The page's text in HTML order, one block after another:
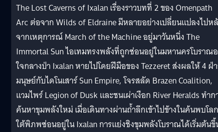
The Lost Caverns of Ixalan เรื่องราวบทที่ 2 ของ Omenpath
Arc ต่อจาก Wilds of Eldraine มีหลายอย่างเปลี่ยนแปลงไปห
จากเหตุการณ์ March of the Machine อยู่มาวันหนึ่ง The
Immortal Sun ไอเทมทรงพลังที่ถูกซ่อนอยู่ในมหานครโบราณ
ใจกลางป่า Ixalan หายไปโดยฝีมือของ Tezzeret ส่งผลให้ 4 ฝ่
มนุษย์กับไดโนเสาร์ Sun Empire, โจรสลัด Brazen Coalition,
แวมไพร์ Legion of Dusk และชนเผ่าเงือก River Heralds ทำก
ค้นหาขุมพลังใหม่ เมื่อเดินทางผ่านถ้ำลึกเข้าไปข้างในค้นพบโลก
ใต้พิภพซ่อนอยู่ใน Ixalan การแย่งชิงขุมพลังโบราณได้เริ่มต้น